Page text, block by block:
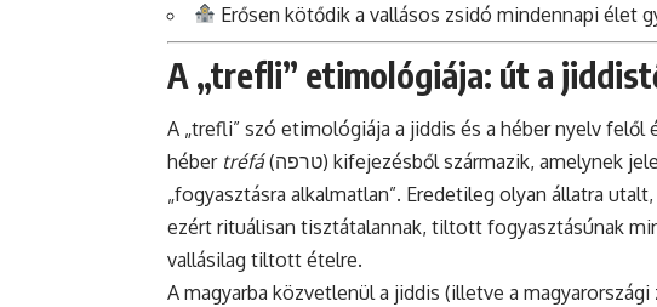
Erősen kötődik a vallásos zsidó mindennapi élet
A „trefli” etimológiája: út a
A „trefli” szó etimológiája a jiddis és a héber nyelv felől
héber tréfá(טרפה) kifejezésből származik, amelynek jelentése nagyjából: „széttépett”, „sebzett”,
„fogyasztásra alkalmatlan”. Eredetileg olyan állatra
ezért rituálisan tisztátalannak, tiltott fogyasztásúnak
vallásilag tiltott ételre.
A magyarba közvetlenül a jiddis (illetve a